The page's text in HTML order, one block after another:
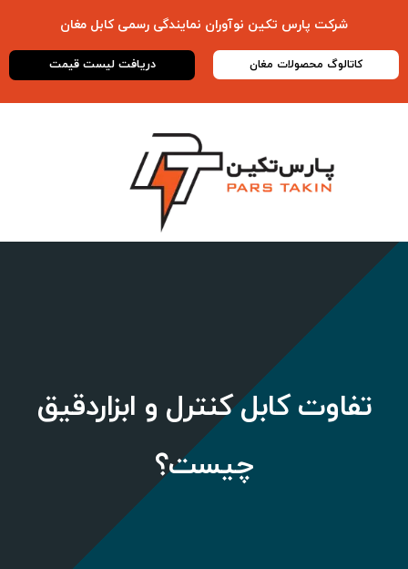
شرکت پارس تکین نوآوران نمایندگی رسمیکابل مغان
کاتالوگ محصولات مغان دریافت لیست قیمت
تفاوت کابل کنترل و ابزاردقیق
چیست؟